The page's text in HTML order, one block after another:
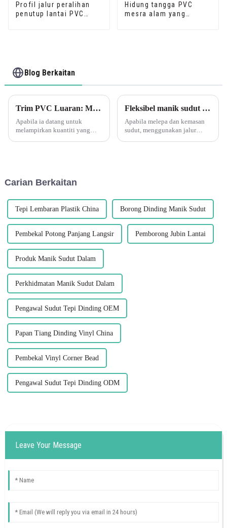
Profil jalur peralihan
penutup lantai PVC
Hidung tangga PVC
mesra alam yang
Blog Berkaitan
Trim PVC Luaran: Menyertai Larian LamaAdalah idea yang baik untuk mengeringkan bahagian anda untuk melihat sama ada anda mempunyai kesesuaian yang baik sebelum anda menggunakan sebarang gam atau pengikat.
Apabila ia datang untuk
melampirkan kuantiti yang
sebarang gam atau pengikat.
terlebih dahulu menjimatkan
y...
Fleksibel manik sudut melepa PVC fleksibel
Apabila melepa dan kemasan
sudut, menggunakan jalur
Carian Berkaitan
Tepi Lembaran Plastik China Borong Dinding Manik Sudut
Pembekal Potong Panjang Langsir Pemborong Jubin Lantai
Produk Manik Sudut Dalam
Perkhidmatan Manik Sudut Dalam
Pengawal Sudut Tepi Dinding OEM
Papan Tiang Dinding Vinyl China
Pembekal Vinyl Corner Bead
Pengawal Sudut Tepi Dinding ODM
Leave Your Message